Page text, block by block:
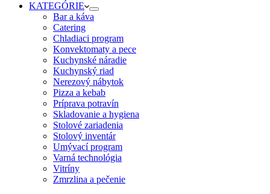
KATEGÓRIE
Bar a káva
Catering
Chladiaci program
Konvektomaty a pece
Kuchynské náradie
Kuchynský riad
Nerezový nábytok
Pizza a kebab
Príprava potravín
Skladovanie a hygiena
Stolové zariadenia
Stolový inventár
Umývací program
Varná technológia
Vitríny
Zmrzlina a pečenie